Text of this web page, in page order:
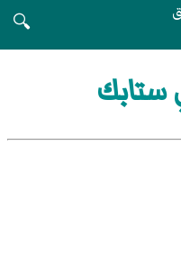
🔍